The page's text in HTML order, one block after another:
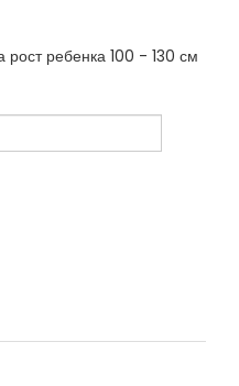
ребенка 100 - 130 см